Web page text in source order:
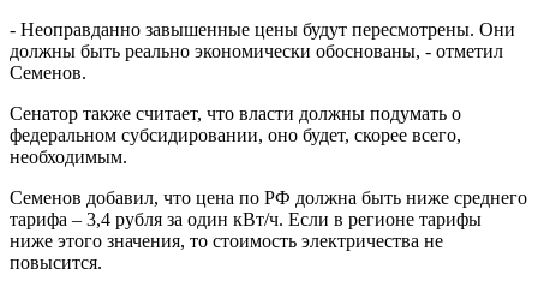
- Неоправданно завышенные цены будут пересмотрены. Они
должны быть реально экономически обоснованы, - отметил
Семенов.
Сенатор также считает, что власти должны подумать о
федеральном субсидировании, оно будет, скорее всего,
необходимым.
Семенов добавил, что цена по РФ должна быть ниже среднего
тарифа – 3,4 рубля за один кВт/ч. Если в регионе тарифы
ниже этого значения, то стоимость электричества не
повысится.